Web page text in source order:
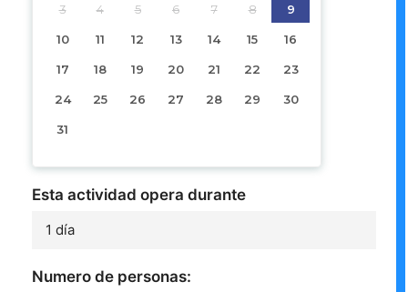
3 4 5 6 7 8 9
10 11 12 13 14 15 16
17 18 19 20 21 22 23
24 25 26 27 28 29 30
31
Esta actividad opera durante
1 día
Numero de personas: